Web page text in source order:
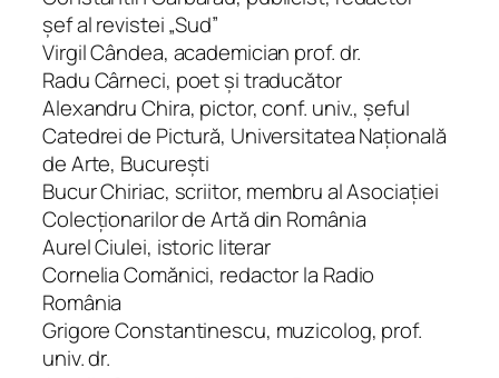
şef al revistei „Sud”
Virgil Cândea, academician prof. dr.
Radu Cârneci, poet şi traducător
Alexandru Chira, pictor, conf. univ., şeful
Catedrei de Pictură, Universitatea Naţională
de Arte, Bucureşti
Bucur Chiriac, scriitor, membru al Asociaţiei
Colecţiona­rilor de Artă din România
Aurel Ciulei, istoric literar
Cornelia Comănici, redactor la Radio
România
Grigore Constantinescu, muzicolog, prof.
univ. dr.